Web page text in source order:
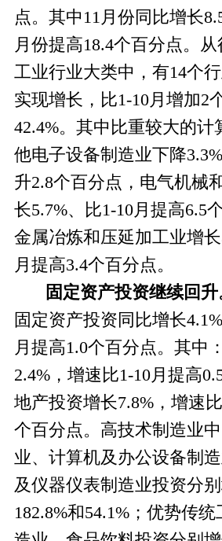
点。其中11月份同比增长
月份提高18.4个百分点。
工业行业大类中，有14个
实现增长，比1-10月增加2
42.4%。其中比重较大的计
他电子设备制造业下降
升2.8个百分点，电气机械
长5.7%、比1-10月提高6.5
金属冶炼和压延加工业增
月提高3.4个百分点。
固定资产投资继续回升
固定资产投资同比增长
月提高1.0个百分点。其中
2.4%，增速比1-10月提高
地产投资增长7.8%，增速
个百分点。高技术制造业
业、计算机及办公设备制
及仪器仪表制造业投资分别
182.8%和54.1%；优势传